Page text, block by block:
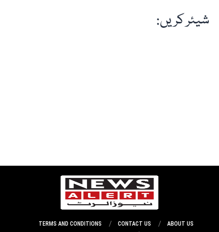
شیئر کریں:
ABOUT US
CONTACT US
TERMS AND CONDITIONS